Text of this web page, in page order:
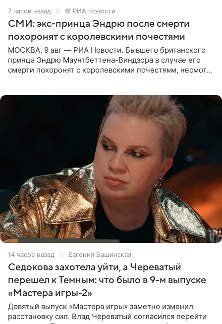
7 часов назад © РИА Новости
СМИ: экс-принца Эндрю после смерти
похоронят с королевскими почестями
МОСКВА, 9 авг — РИА Новости. Бывшего британского
принца Эндрю Маунтбеттена-Виндзора в случае его
смерти похоронят с королевскими почестями, несмотря
14 часов назад Евгения Башинская
Седокова захотела уйти, а Череватый
перешел к Темным: что было в 9-м выпуске
«Мастера игры-2»
Девятый выпуск «Мастера игры» заметно изменил
расстановку сил. Влад Череватый согласился перейти